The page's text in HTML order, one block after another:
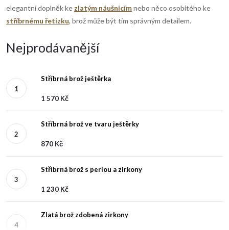
elegantní doplněk ke zlatým náušnicímnebo něco osobitého ke
stříbrnému řetízku, brož může být tím správným detailem.
Nejprodávanější
Stříbrná brož ještěrka
1 570 Kč
Stříbrná brož ve tvaru ještěrky
870 Kč
Stříbrná brož s perlou a zirkony
1 230 Kč
Zlatá brož zdobená zirkony